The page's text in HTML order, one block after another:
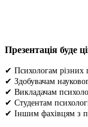
Презентація буде
✔ Психологам різних
✔ Здобувачам
✔ Викладачам
✔ Студентам
✔ Іншим фахівцям з